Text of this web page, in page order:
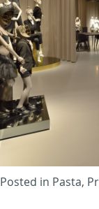
Posted in Pasta,